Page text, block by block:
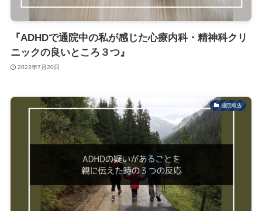
『ADHDで通院中の私が感じた心療内科・精神科クリ
ニックの良いところ３つ』
2022年7月20日
通院報告